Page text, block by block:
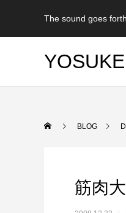
The sound goes
BLOG
筋肉